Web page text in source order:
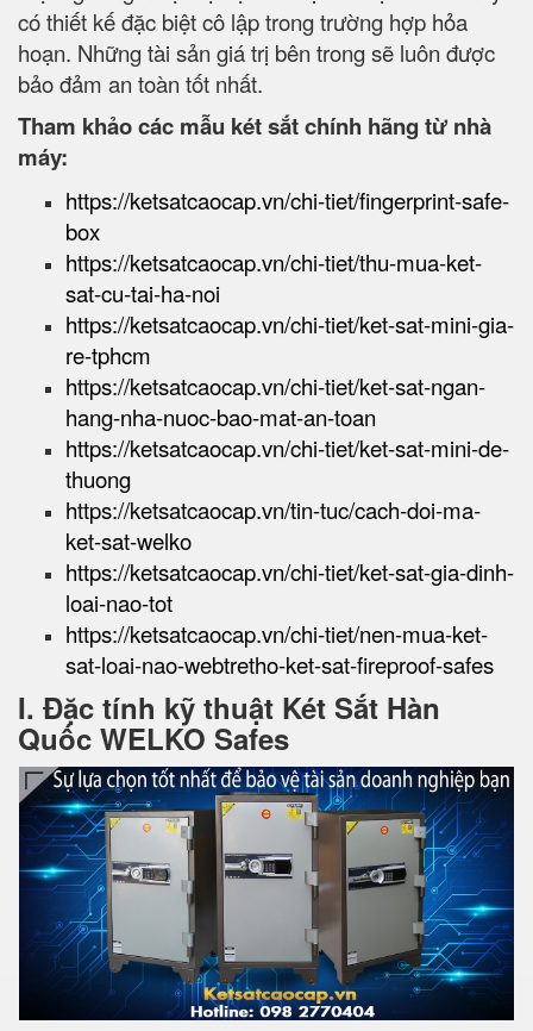
có thiết kế đặc biệt cô lập trong trường hợp hỏa
hoạn. Những tài sản giá trị bên trong sẽ luôn được
bảo đảm an toàn tốt nhất.
Tham khảo các mẫu két sắt chính hãng từ nhà
máy:
https://ketsatcaocap.vn/chi-tiet/fingerprint-safe-
box
https://ketsatcaocap.vn/chi-tiet/thu-mua-ket-
sat-cu-tai-ha-noi
https://ketsatcaocap.vn/chi-tiet/ket-sat-mini-gia-
re-tphcm
https://ketsatcaocap.vn/chi-tiet/ket-sat-ngan-
hang-nha-nuoc-bao-mat-an-toan
https://ketsatcaocap.vn/chi-tiet/ket-sat-mini-de-
thuong
https://ketsatcaocap.vn/tin-tuc/cach-doi-ma-
ket-sat-welko
https://ketsatcaocap.vn/chi-tiet/ket-sat-gia-dinh-
loai-nao-tot
https://ketsatcaocap.vn/chi-tiet/nen-mua-ket-
sat-loai-nao-webtretho-ket-sat-fireproof-safes
I. Đặc tính kỹ thuật Két Sắt Hàn
Quốc WELKO Safes